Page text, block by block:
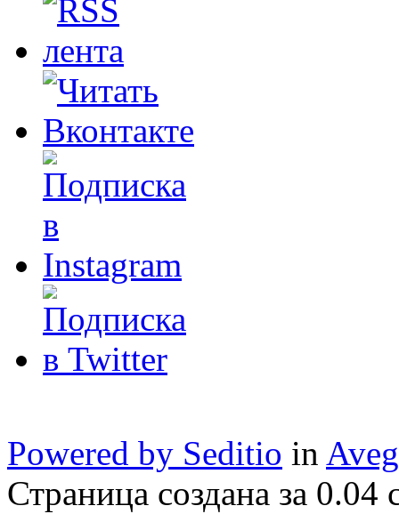
Powered by Seditio in
Страница создана за 0.04